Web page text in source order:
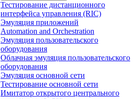
Тестирование дистанционного
интерфейса управления (RIC)
Эмуляция приложений
Automation and Orchestration
Эмуляция пользовательского
оборудования
Облачная эмуляция пользовательского
оборудования
Эмуляция основной сети
Тестирование основной сети
Имитатор открытого центрального